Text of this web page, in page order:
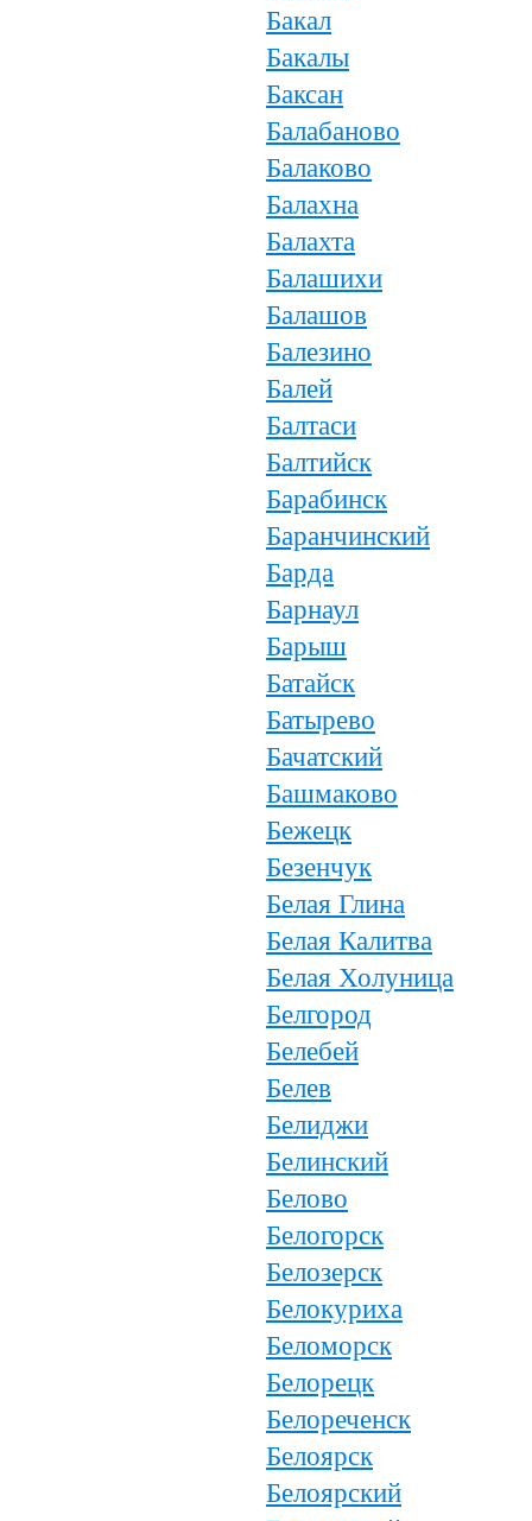
Бакал
Бакалы
Баксан
Балабаново
Балаково
Балахна
Балахта
Балашихи
Балашов
Балезино
Балей
Балтаси
Балтийск
Барабинск
Баранчинский
Барда
Барнаул
Барыш
Батайск
Батырево
Бачатский
Башмаково
Бежецк
Безенчук
Белая Глина
Белая Калитва
Белая Холуница
Белгород
Белебей
Белев
Белиджи
Белинский
Белово
Белогорск
Белозерск
Белокуриха
Беломорск
Белорецк
Белореченск
Белоярск
Белоярский